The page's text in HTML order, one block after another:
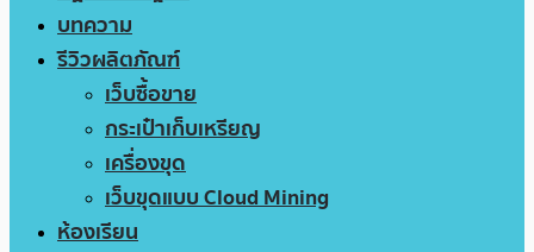
บทความ
รีวิวผลิตภัณฑ์
เว็บซื้อขาย
กระเป๋าเก็บเหรียญ
เครื่องขุด
เว็บขุดแบบ Cloud Mining
ห้องเรียน